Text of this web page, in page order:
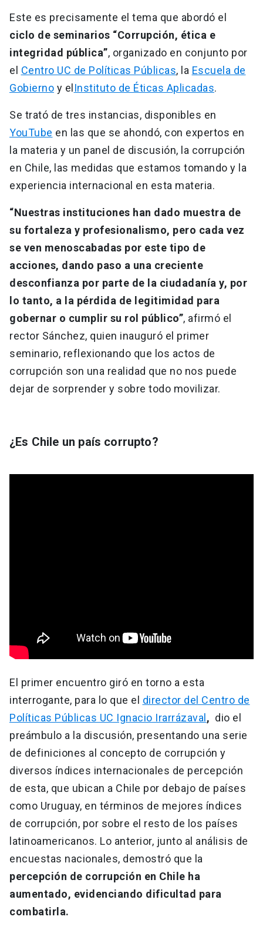
Este es precisamente el tema que abordó el
ciclo de seminarios “Corrupción, ética e
integridad pública”, organizado en conjunto por
el Centro UC de Políticas Públicas, la Escuela de
Gobierno y el Instituto de Éticas Aplicadas.
Se trató de tres instancias, disponibles en
YouTube en las que se ahondó, con expertos en
la materia y un panel de discusión, la corrupción
en Chile, las medidas que estamos tomando y la
experiencia internacional en esta materia.
“Nuestras instituciones han dado muestra de
su fortaleza y profesionalismo, pero cada vez
se ven menoscabadas por este tipo de
acciones, dando paso a una creciente
desconfianza por parte de la ciudadanía y, por
lo tanto, a la pérdida de legitimidad para
gobernar o cumplir su rol público”, afirmó el
rector Sánchez, quien inauguró el primer
seminario, reflexionando que los actos de
corrupción son una realidad que no nos puede
dejar de sorprender y sobre todo movilizar.
¿Es Chile un país corrupto?
El primer encuentro giró en torno a esta
interrogante, para lo que el director del Centro de
Políticas Públicas UC Ignacio Irarrázaval , dio el
preámbulo a la discusión, presentando una serie
de definiciones al concepto de corrupción y
diversos índices internacionales de percepción
de esta, que ubican a Chile por debajo de países
como Uruguay, en términos de mejores índices
de corrupción, por sobre el resto de los países
latinoamericanos. Lo anterior, junto al análisis de
encuestas nacionales, demostró que la
percepción de corrupción en Chile ha
aumentado, evidenciando dificultad para
combatirla.